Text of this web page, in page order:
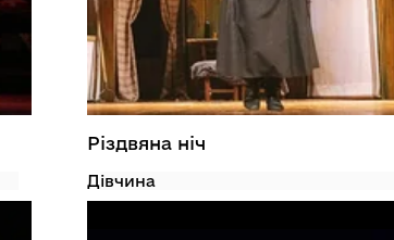
Різдвяна ніч
Дівчина